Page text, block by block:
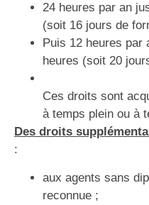
24 heures par an
(soit 16 jours de
Puis 12 heures par
heures (soit 20
Ces droits sont
à temps plein ou à
Des droits
:
aux agents sans
reconnue ;